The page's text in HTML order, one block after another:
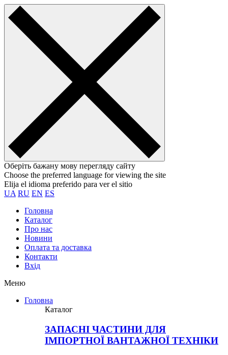
Оберіть бажану мову перегляду сайту
Choose the preferred language for viewing the site
Elija el idioma preferido para ver el sitio
UA RU EN ES
Головна
Каталог
Про нас
Новини
Оплата та доставка
Контакти
Вхiд
Меню
Головна
Каталог
ЗАПАСНІ ЧАСТИНИ ДЛЯ
ІМПОРТНОЇ ВАНТАЖНОЇ ТЕХНІКИ